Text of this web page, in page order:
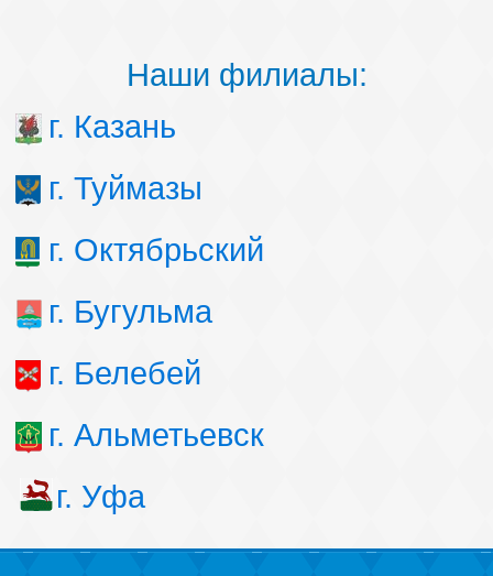
Наши филиалы:
г. Казань
г. Туймазы
г. Октябрьский
г. Бугульма
г. Белебей
г. Альметьевск
г. Уфа